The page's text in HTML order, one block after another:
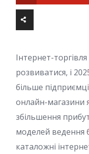
Інтернет-
розвиватися, і
більше
онлайн-магазини
збільшення
моделей ведення
каталожні